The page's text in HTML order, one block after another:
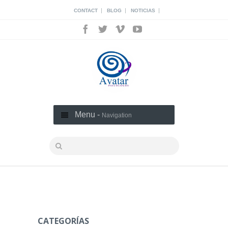
CONTACT | BLOG | NOTICIAS |
Menu - Navigation
CATEGORÍAS